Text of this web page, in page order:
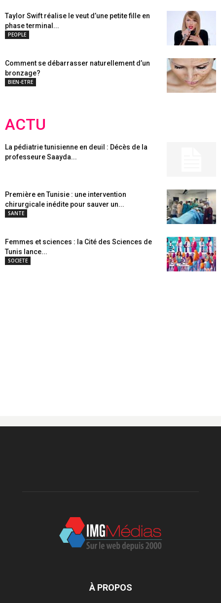
Taylor Swift réalise le veut d’une petite fille en
phase terminal...
PEOPLE
Comment se débarrasser naturellement d’un
bronzage?
BIEN-ETRE
ACTU
La pédiatrie tunisienne en deuil : Décès de la
professeure Saayda...
Première en Tunisie : une intervention
chirurgicale inédite pour sauver un...
SANTE
Femmes et sciences : la Cité des Sciences de
Tunis lance...
SOCIETE
À PROPOS